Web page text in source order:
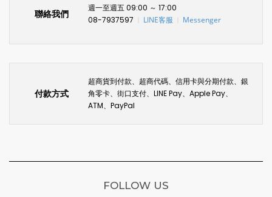
聯絡我們
週一至週五 09:00 ～ 17:00
08-7937597
LINE客服 Messenger
付款方式
超商貨到付款、超商代碼、信用卡與分期付款、銀
角零卡、街口支付、LINE Pay、Apple Pay、
ATM、PayPal
FOLLOW US